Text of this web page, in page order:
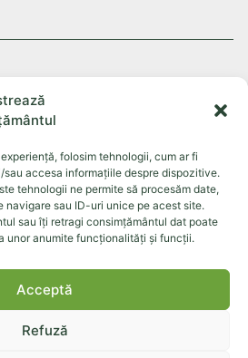
folosim tehnologii, cum ar fi
accesa informațiile despre dispozitive.
tehnologii ne permite să procesăm date,
navigare sau ID-uri unice pe acest site.
sau îți retragi consimțământul dat poate
unor anumite funcționalități și funcții.
Acceptă
Refuză
24795842, ROONRC.J2008002044048,
157c, Bacău, cod postal: 600304
Produse Dăunători
Contact